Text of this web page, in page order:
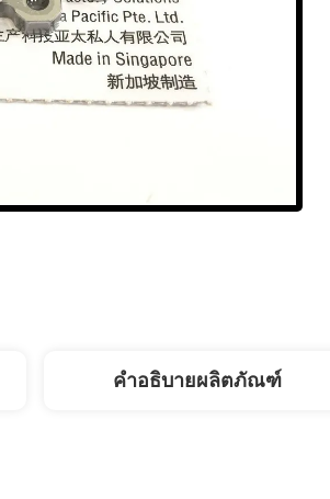
คำอธิบายผลิตภัณฑ์